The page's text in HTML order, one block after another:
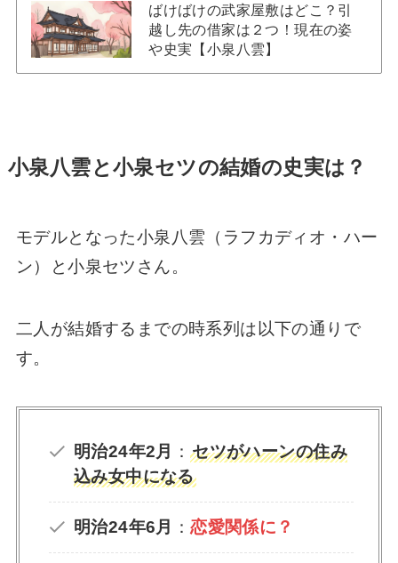
ばけばけの武家屋敷はどこ？引
越し先の借家は２つ！現在の姿
や史実【小泉八雲】
小泉八雲と小泉セツの結婚の史実は？
モデルとなった小泉八雲（ラフカディオ・ハー
ン）と小泉セツさん。
二人が結婚するまでの時系列は以下の通りで
す。
明治24年2月 ：セツがハーンの住み
込み女中になる
明治24年6月 ：恋愛関係に？